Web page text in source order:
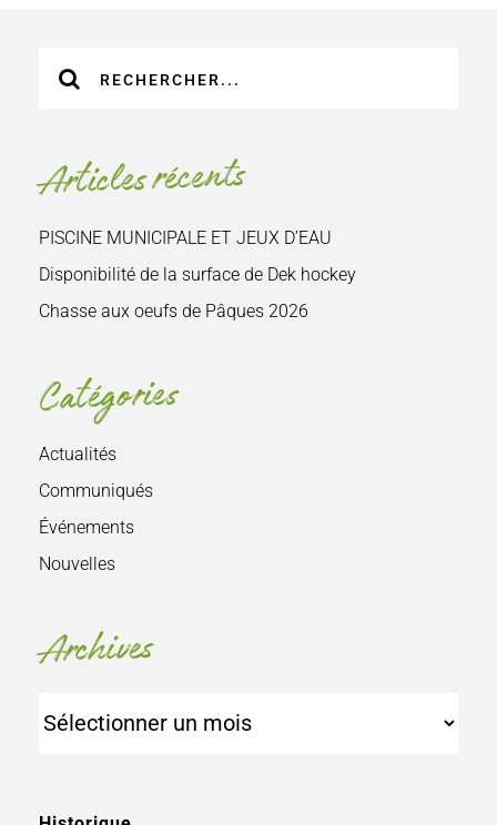
sur
Articles récents
PISCINE MUNICIPALE ET JEUX D’EAU
Disponibilité de la surface de Dek hockey
Chasse aux oeufs de Pâques 2026
Catégories
Actualités
Communiqués
Événements
Nouvelles
Archives